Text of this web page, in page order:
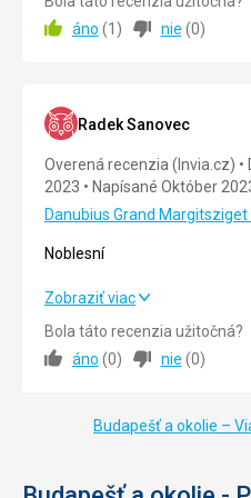
Ubytovanie
Služby
Cena
áno (1 ) nie (0)
Radek Sanovec
Overená recenzia (Invia.cz)
2023
Napísané Október
Danubius Grand Margitsziget
Noblesní
Noblesní
Strava
Zobraziť viac
Bola táto recenzia užitočná?
áno (0) nie (0)
Budapešť a okolie –